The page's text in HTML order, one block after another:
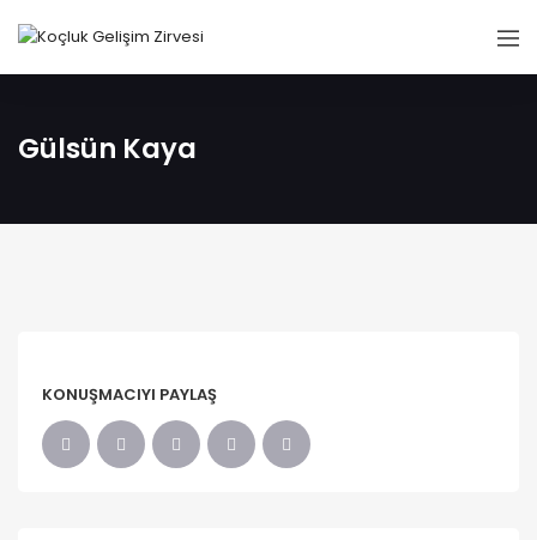
Gülsün Kaya
KONUŞMACIYI PAYLAŞ